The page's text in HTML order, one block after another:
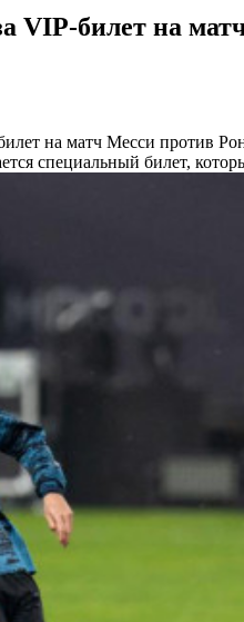
VIP-билет на
на матч Месси против
специальный билет,